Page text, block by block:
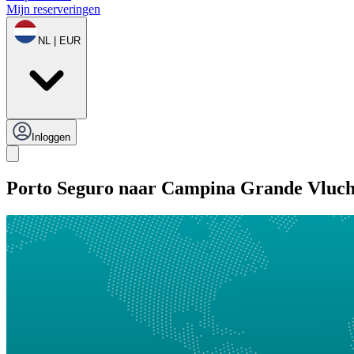
Mijn reserveringen
NL | EUR
Inloggen
Porto Seguro naar Campina Grande